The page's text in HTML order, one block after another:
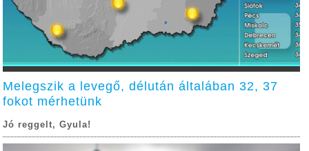
Melegszik a levegő, délután általában 32, 37
fokot mérhetünk
Jó reggelt, Gyula!